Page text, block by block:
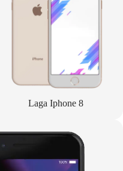
Laga Iphone 8